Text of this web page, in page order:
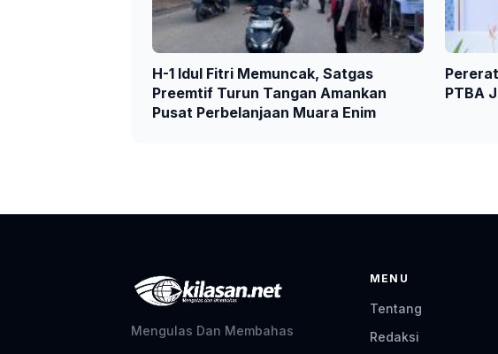
H-1 Idul Fitri Memuncak, Satgas
Preemtif Turun Tangan Amankan
Pusat Perbelanjaan Muara Enim
PTBA
Mengulas Dan Membahas
MENU
Tentang
Redaksi